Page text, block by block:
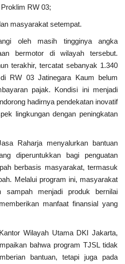
RW 03;
masyarakat setempat.
oleh masih tingginya angka
bermotor di wilayah tersebut.
terakhir, tercatat sebanyak 1.340
RW 03 Jatinegara Kaum belum
pajak. Kondisi ini menjadi
hadirnya pendekatan inovatif
lingkungan dengan peningkatan
Raharja menyalurkan bantuan
diperuntukkan bagi penguatan
berbasis masyarakat, termasuk
Melalui program ini, masyarakat
sampah menjadi produk bernilai
manfaat finansial yang
Wilayah Utama DKI Jakarta,
bahwa program TJSL tidak
bantuan, tetapi juga pada